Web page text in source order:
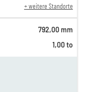
+ weitere Standorte
792,00 mm
1,00 to